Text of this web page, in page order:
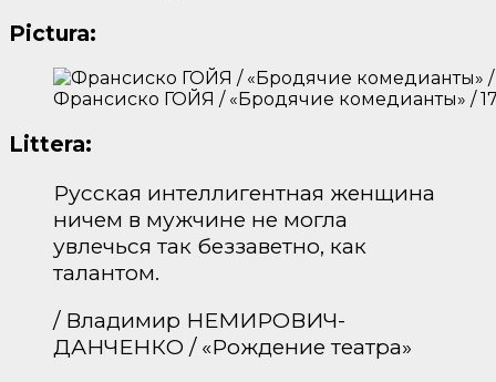
Pictura:
Франсиско ГОЙЯ / «Бродячие комедианты» /
Littera:
Русская интеллигентная женщина
ничем в мужчине не могла
увлечься так беззаветно, как
талантом.
/ Владимир НЕМИРОВИЧ-
ДАНЧЕНКО / «Рождение театра»